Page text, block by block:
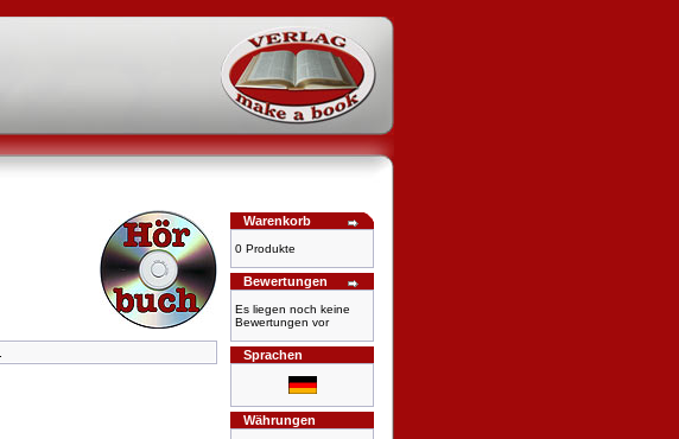
Warenkorb
0 Produkte
Bewertungen
Es liegen noch keine
Bewertungen vor
Sprachen
Währungen